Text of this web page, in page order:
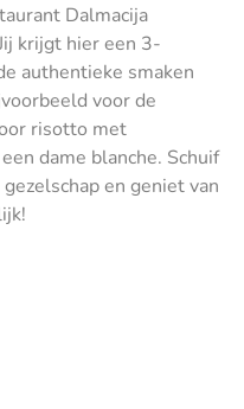
Dalmacija
krijgt hier een 3-
authentieke smaken
voor de
risotto met
dame blanche. Schuif
en geniet van